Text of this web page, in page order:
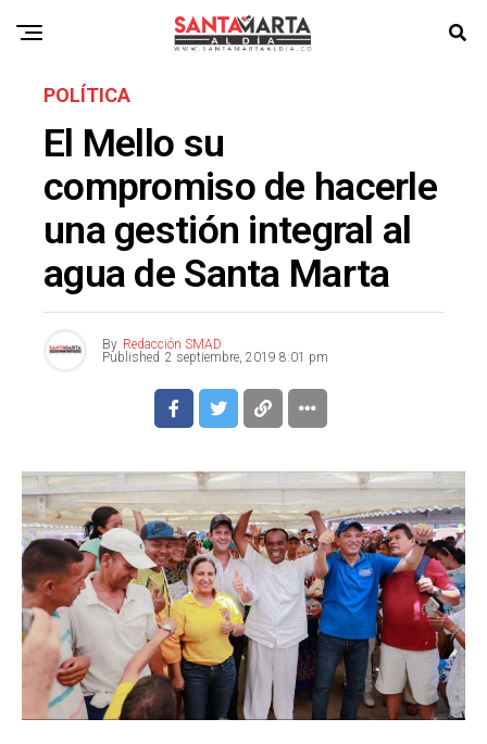
POLÍTICA
El Mello su
compromiso de hacerle
una gestión integral al
agua de Santa Marta
By Redacción SMAD
Published 2 septiembre, 2019 8:01 pm